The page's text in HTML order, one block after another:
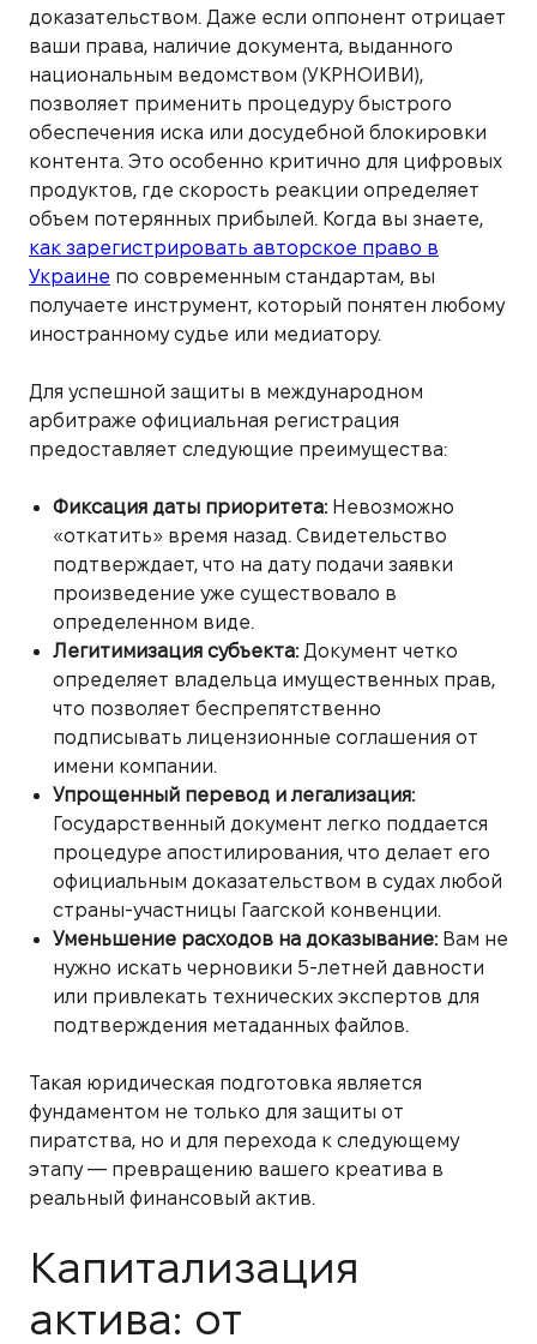
доказательством. Даже если оппонент отрицает
ваши права, наличие документа, выданного
национальным ведомством (УКРНОИВИ),
позволяет применить процедуру быстрого
обеспечения иска или досудебной блокировки
контента. Это особенно критично для цифровых
продуктов, где скорость реакции определяет
объем потерянных прибылей. Когда вы знаете,
как зарегистрировать авторское право в
Украине по современным стандартам, вы
получаете инструмент, который понятен любому
иностранному судье или медиатору.
Для успешной защиты в международном
арбитраже официальная регистрация
предоставляет следующие преимущества:
Фиксация даты приоритета:Невозможно
«откатить» время назад. Свидетельство
подтверждает, что на дату подачи заявки
произведение уже существовало в
определенном виде.
Легитимизация субъекта:Документ четко
определяет владельца имущественных прав,
что позволяет беспрепятственно
подписывать лицензионные соглашения от
имени компании.
Упрощенный перевод и легализация:
Государственный документ легко поддается
процедуре апостилирования, что делает его
официальным доказательством в судах любой
страны-участницы Гаагской конвенции.
Уменьшение расходов на доказывание:Вам не
нужно искать черновики 5-летней давности
или привлекать технических экспертов для
подтверждения метаданных файлов.
Такая юридическая подготовка является
фундаментом не только для защиты от
пиратства, но и для перехода к следующему
этапу — превращению вашего креатива в
реальный финансовый актив.
Капитализация
актива: от